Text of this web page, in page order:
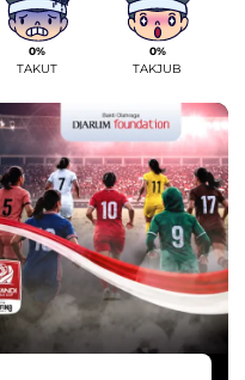
0%
TAKUT
0%
TAKJUB